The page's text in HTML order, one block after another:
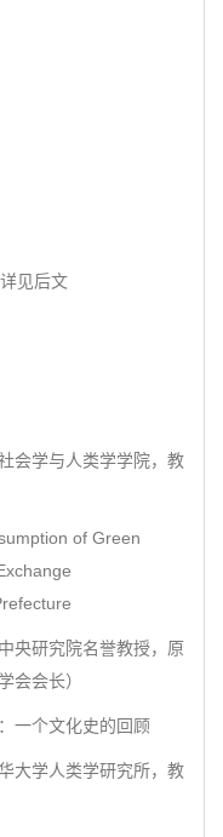
见后文
学与人类学学院，教
of Green
研究院名誉教授，原
会会长）
个文化史的回顾
学人类学研究所，教